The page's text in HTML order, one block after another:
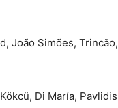
João Simões,
Di María,